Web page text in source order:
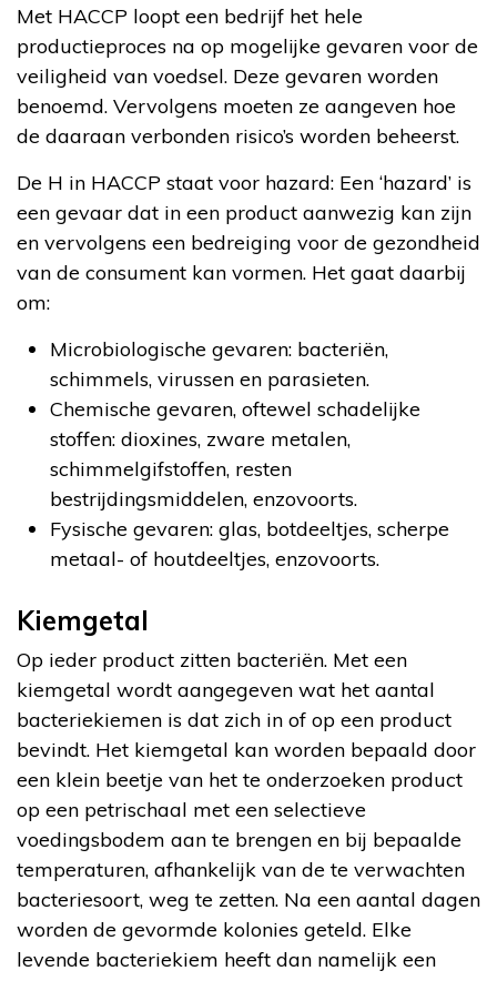
Met HACCP loopt een bedrijf het hele
productieproces na op mogelijke gevaren voor de
veiligheid van voedsel. Deze gevaren worden
benoemd. Vervolgens moeten ze aangeven hoe
de daaraan verbonden risico’s worden beheerst.
De H in HACCP staat voor hazard: Een ‘hazard’ is
een gevaar dat in een product aanwezig kan zijn
en vervolgens een bedreiging voor de gezondheid
van de consument kan vormen. Het gaat daarbij
om:
Microbiologische gevaren: bacteriën,
schimmels, virussen en parasieten.
Chemische gevaren, oftewel schadelijke
stoffen: dioxines, zware metalen,
schimmelgifstoffen, resten
bestrijdingsmiddelen, enzovoorts.
Fysische gevaren: glas, botdeeltjes, scherpe
metaal- of houtdeeltjes, enzovoorts.
Kiemgetal
Op ieder product zitten bacteriën. Met een
kiemgetal wordt aangegeven wat het aantal
bacteriekiemen is dat zich in of op een product
bevindt. Het kiemgetal kan worden bepaald door
een klein beetje van het te onderzoeken product
op een petrischaal met een selectieve
voedingsbodem aan te brengen en bij bepaalde
temperaturen, afhankelijk van de te verwachten
bacteriesoort, weg te zetten. Na een aantal dagen
worden de gevormde kolonies geteld. Elke
levende bacteriekiem heeft dan namelijk een